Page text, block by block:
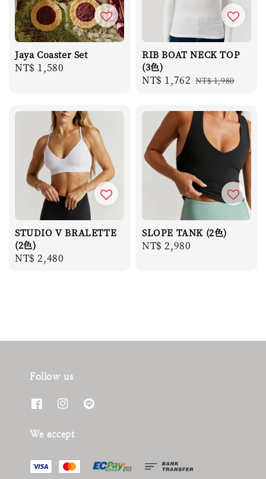
Jaya Coaster Set
Regular
NT$ 1,580
RIB BOAT NECK TOP
(3色)
Sale
NT$ 1,762 Regular
NT$ 1,980
STUDIO V BRALETTE
(2色)
Regular
NT$ 2,480
SLOPE TANK (2色)
Regular
NT$ 2,980
Follow us
We accept